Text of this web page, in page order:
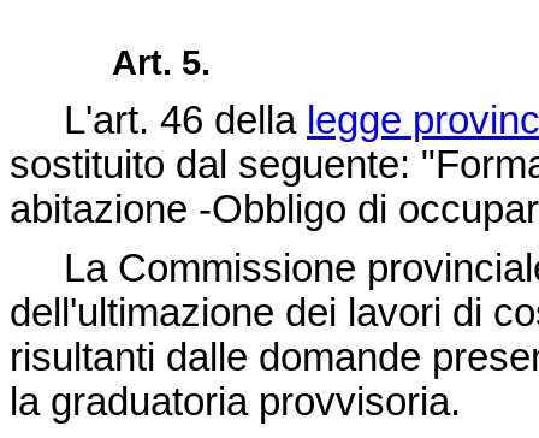
Art. 5.
L'art. 46 della legge
sostituito dal seguente:
abitazione -Obbligo di
La Commissione
dell'ultimazione dei lavori di
risultanti dalle domande
la graduatoria provvisoria.